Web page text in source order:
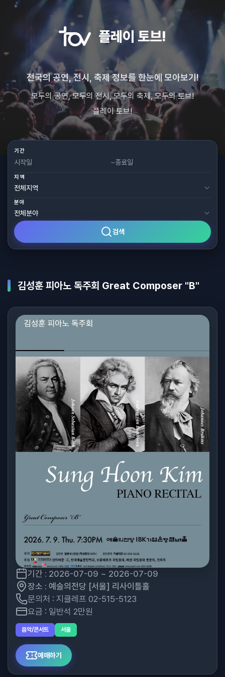
플레이 토브!
전국의 공연, 전시, 축제 정보를 한눈에 모아보기!
모두의 공연, 모두의 전시, 모두의 축제, 모두의 토브!
플레이 토브!
기간
~
지역
분야
검색
김성훈 피아노 독주회 Great Composer "B"
기간 : 2026-07-09 ~ 2026-07-09
장소 : 예술의전당 [서울] 리사이틀홀
문의처 : 지클레프 02-515-5123
요금 : 일반석 2만원
음악/콘서트 서울
예매하기